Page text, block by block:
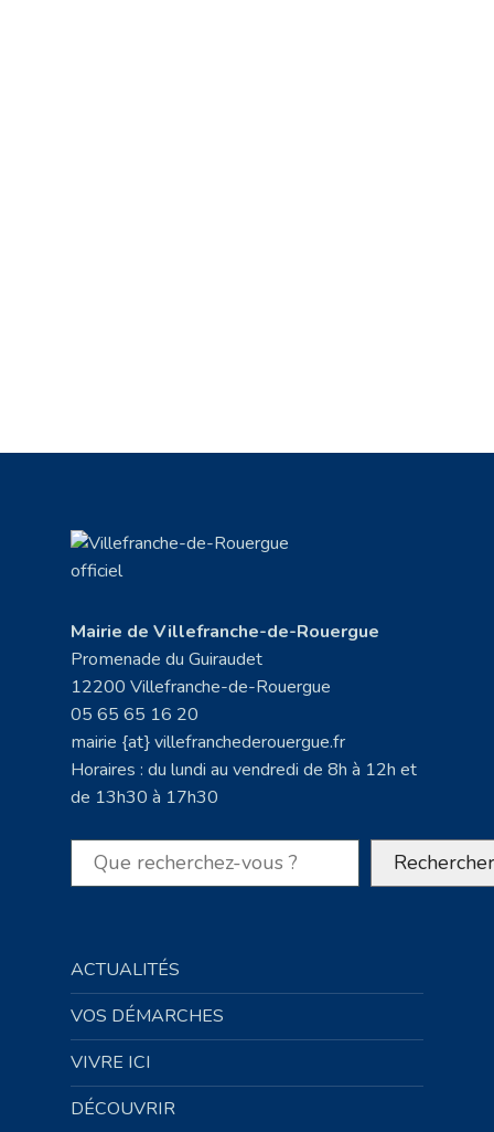
Mairie de Villefranche-de-Rouergue
Promenade du Guiraudet
12200 Villefranche-de-Rouergue
05 65 65 16 20
mairie {at} villefranchederouergue.fr
Horaires : du lundi au vendredi de 8h à 12h et
de 13h30 à 17h30
Rechercher Rechercher
ACTUALITÉS
VOS DÉMARCHES
VIVRE ICI
DÉCOUVRIR